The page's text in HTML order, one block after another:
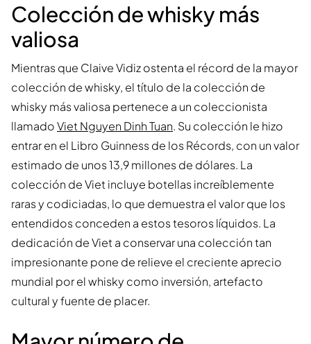
Colección de whisky más
valiosa
Mientras que Claive Vidiz ostenta el récord de la mayor
colección de whisky, el título de la colección de
whisky más valiosa pertenece a un coleccionista
llamadoViet Nguyen Dinh Tuan. Su colección le hizo
entrar en el Libro Guinness de los Récords, con un valor
estimado de unos 13,9 millones de dólares. La
colección de Viet incluye botellas increíblemente
raras y codiciadas, lo que demuestra el valor que los
entendidos conceden a estos tesoros líquidos. La
dedicación de Viet a conservar una colección tan
impresionante pone de relieve el creciente aprecio
mundial por el whisky como inversión, artefacto
cultural y fuente de placer.